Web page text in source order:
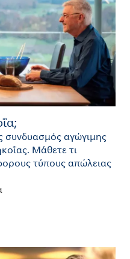
συνδυασμός αγώγιμης
Μάθετε τι
τύπους απώλειας